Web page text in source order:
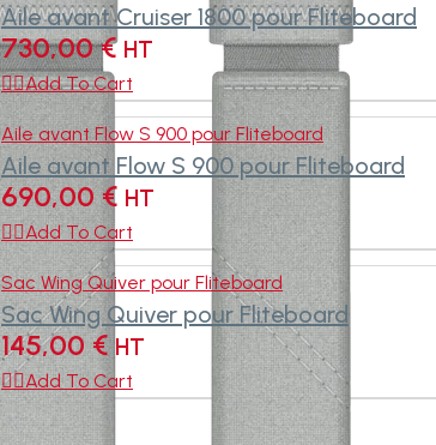
Aile avant Cruiser 1800 pour Fliteboard
730,00€ HT
Add To Cart
Aile avant Flow S 900 pour Fliteboard
Aile avant Flow S 900 pour Fliteboard
690,00€ HT
Add To Cart
Sac Wing Quiver pour Fliteboard
Sac Wing Quiver pour Fliteboard
145,00€ HT
Add To Cart